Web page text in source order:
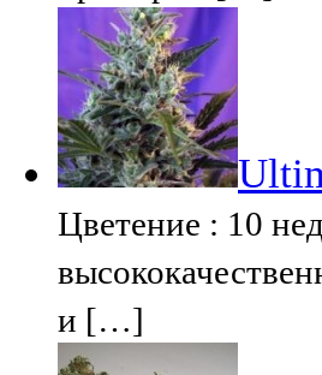
Цветение : 10
и […]